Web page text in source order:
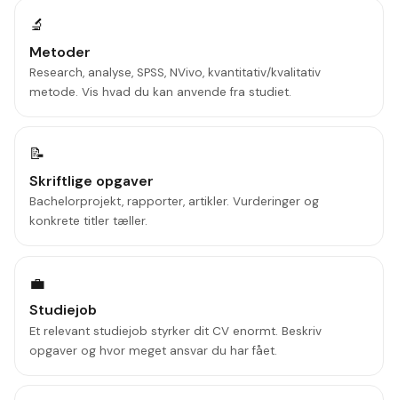
🔬
Metoder
Research, analyse, SPSS, NVivo, kvantitativ/kvalitativ
metode. Vis hvad du kan anvende fra studiet.
📝
Skriftlige opgaver
Bachelorprojekt, rapporter, artikler. Vurderinger og
konkrete titler tæller.
💼
Studiejob
Et relevant studiejob styrker dit CV enormt. Beskriv
opgaver og hvor meget ansvar du har fået.